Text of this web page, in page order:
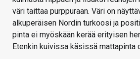
väri taittaa purppuraan. Väri on
alkuperäisen Nordin turkoosi ja
pinta ei myöskään kerää erityisen
Etenkin kuivissa käsissä mattapinta